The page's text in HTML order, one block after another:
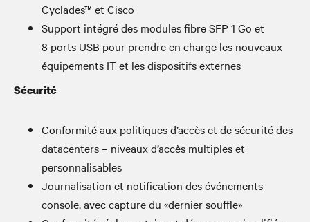
Cyclades™ et Cisco
Support intégré des modules fibre SFP 1 Go et
8 ports USB pour prendre en charge les nouveaux
équipements IT et les dispositifs externes
Sécurité
Conformité aux politiques d’accès et de sécurité des
datacenters – niveaux d’accès multiples et
personnalisables
Journalisation et notification des événements
console, avec capture du «dernier souffle»